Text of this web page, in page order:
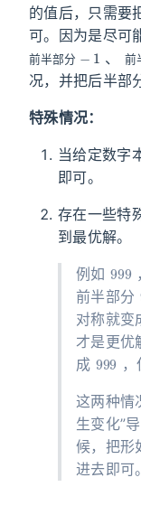
的值后，只需要
可。因为是尽可
前 部 分
前半 部分
−1
、 前
前
不
况，并把后半部
特殊情况：
当给定数字
即可。
存在一些特
到最优解。
例如
前半部分
对称就变
才是更优
成
999
这两种情
生变化”
候，把形
进去即可。